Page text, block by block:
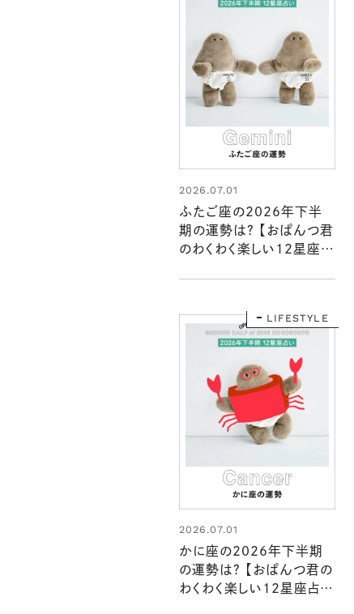
2026.07.01
ふたご座の2026年下半
期の運勢は？ 【おぱんつ君
のわくわく楽しい12星座占
LIFESTYLE
2026.07.01
かに座の2026年下半期
の運勢は？ 【おぱんつ君の
わくわく楽しい12星座占